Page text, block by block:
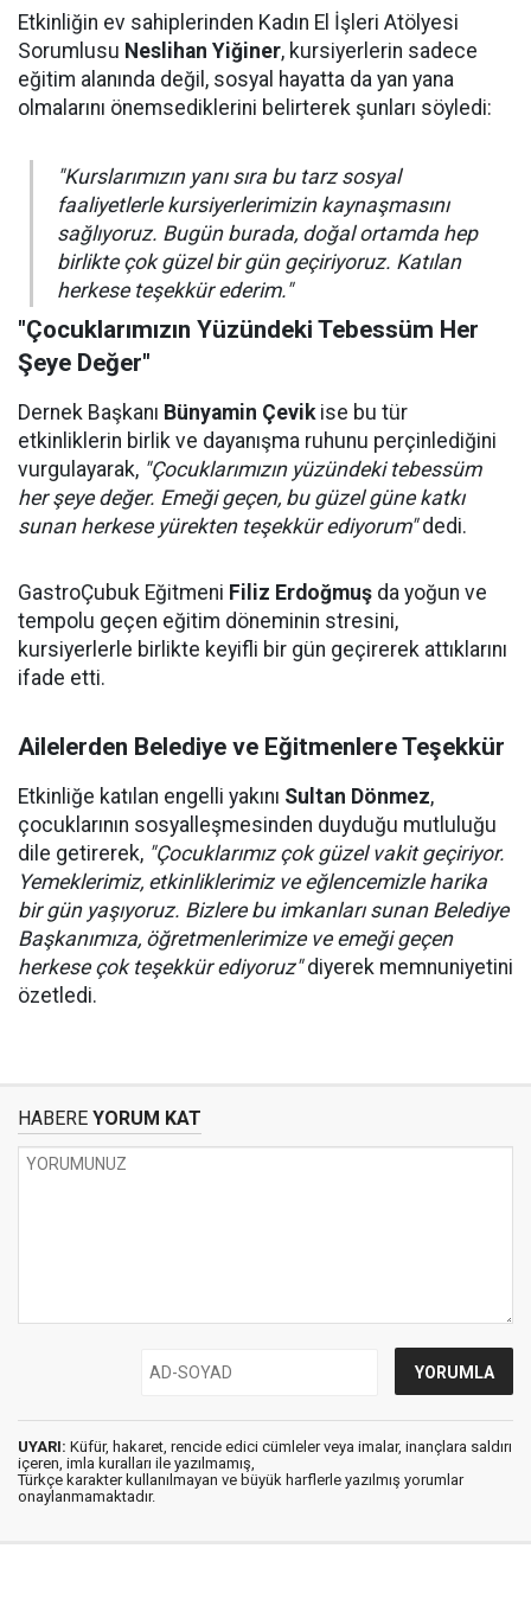
Etkinliğin ev sahiplerinden Kadın El İşleri Atölyesi
Sorumlusu Neslihan Yiğiner, kursiyerlerin sadece
eğitim alanında değil, sosyal hayatta da yan yana
olmalarını önemsediklerini belirterek şunları söyledi:
"Kurslarımızın yanı sıra bu tarz sosyal
faaliyetlerle kursiyerlerimizin kaynaşmasını
sağlıyoruz. Bugün burada, doğal ortamda hep
birlikte çok güzel bir gün geçiriyoruz. Katılan
herkese teşekkür ederim."
"Çocuklarımızın Yüzündeki Tebessüm Her
Şeye Değer"
Dernek Başkanı Bünyamin Çevikise bu tür
etkinliklerin birlik ve dayanışma ruhunu perçinlediğini
vurgulayarak, "Çocuklarımızın yüzündeki tebessüm
her şeye değer. Emeği geçen, bu güzel güne katkı
sunan herkese yürekten teşekkür ediyorum"dedi.
GastroÇubuk Eğitmeni Filiz Erdoğmuş da yoğun ve
tempolu geçen eğitim döneminin stresini,
kursiyerlerle birlikte keyifli bir gün geçirerek attıklarını
ifade etti.
Ailelerden Belediye ve Eğitmenlere Teşekkür
Etkinliğe katılan engelli yakını Sultan Dönmez,
çocuklarının sosyalleşmesinden duyduğu mutluluğu
dile getirerek, "Çocuklarımız çok güzel vakit geçiriyor.
Yemeklerimiz, etkinliklerimiz ve eğlencemizle harika
bir gün yaşıyoruz. Bizlere bu imkanları sunan Belediye
Başkanımıza, öğretmenlerimize ve emeği geçen
herkese çok teşekkür ediyoruz"diyerek memnuniyetini
özetledi.
HABERE YORUM KAT
UYARI: Küfür, hakaret, rencide edici cümleler veya imalar, inançlara saldırı
içeren, imla kuralları ile yazılmamış,
Türkçe karakter kullanılmayan ve büyük harflerle yazılmış yorumlar
onaylanmamaktadır.